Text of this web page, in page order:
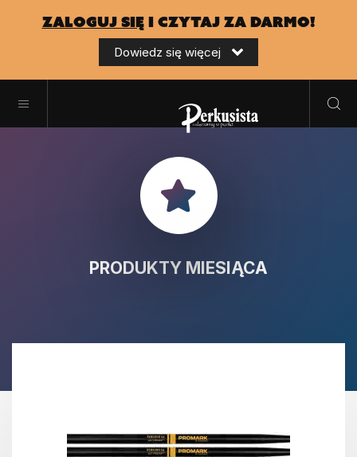
zaloguj sięi czytaj za darmo!
Dowiedz się więcej
PRODUKTY MIESIĄCA